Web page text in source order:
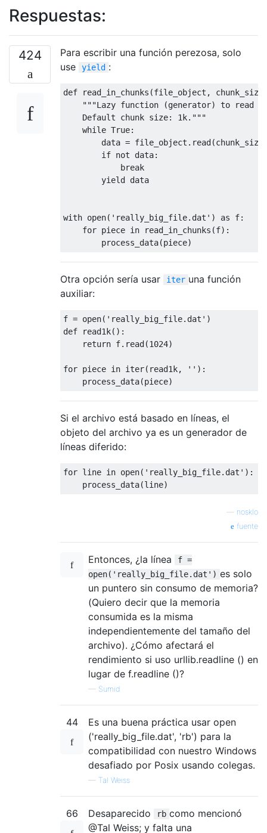
Respuestas:
424
Para escribir una función perezosa, solo
use
yield :
def read_in_chunks (file_object , chunk_size
"""Lazy function (generator) to read
    Default chunk size: 1k."""
while True:
        data
= file_object . read(chunk_size
if not data:
break
yield data
with open( 'really_big_file.dat' ) as f:
for piece in read_in_chunks (f):
        process_data
(piece)
Otra opción sería usar iter una función
auxiliar:
f = open( 'really_big_file.dat' )
def read1k():
return f. read(1024)
for piece in iter( read1k, '' ):
    process_data
(piece)
Si el archivo está basado en líneas, el
objeto del archivo ya es un generador de
líneas diferido:
for line in open( 'really_big_file.dat' ):
    process_data
(line)
nosklo
fuente
Entonces, ¿la línea
f =
open('really_big_file.dat') es solo
un puntero sin consumo de memoria?
(Quiero decir que la memoria
consumida es la misma
independientemente del tamaño del
archivo). ¿Cómo afectará el
rendimiento si uso urllib.readline () en
lugar de f.readline ()?
— Sumid
44
Es una buena práctica usar open
('really_big_file.dat', 'rb') para la
compatibilidad con nuestro Windows
desafiado por Posix usando colegas.
— Tal Weiss
66 Desaparecido rb como mencionó
@Tal Weiss; y falta una